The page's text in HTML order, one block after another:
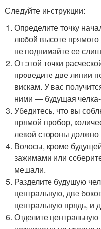
Следуйте инструкции:
Определите точку
любой высоте
не поднимайте ее
От этой точки
проведите две линии
вискам. У вас
ними — будущая
Убедитесь, что вы
прямой пробор,
левой стороны
Волосы, кроме
зажимами или
мешали.
Разделите будущую
центральную, две
центральную прядь, и
Отделите